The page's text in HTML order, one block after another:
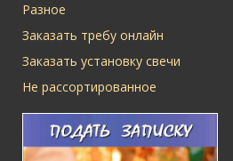
Разное
Заказать требу онлайн
Заказать установку свечи
Не рассортированное